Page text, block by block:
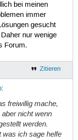
bei meinen
immer
gesucht
nur wenige
Forum.
Zitieren
:
freiwillig mache,
nicht wenn
werden.
was ich sage helfe